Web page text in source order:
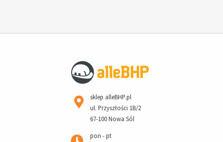
sklep alleBHP.pl
ul. Przyszłości 1B/2
67-100 Nowa Sól
pon - pt